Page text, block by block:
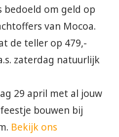
bedoeld om geld op
van Mocoa.
de teller op 479,-
zaterdag natuurlijk
29 april met al jouw
bouwen bij
Bekijk ons